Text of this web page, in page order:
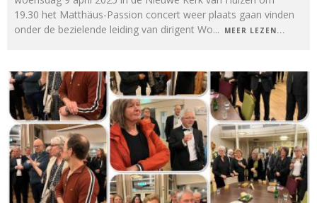
19.30 het Matthäus-Passion concert weer plaats gaan vinden
onder de bezielende leiding van dirigent Wo... MEER LEZEN...